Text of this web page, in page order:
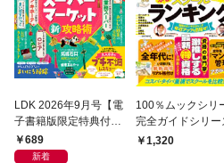
LDK 2026年9月号【電
子書籍版限定特典付
き】689
新着
100％ムックシリ
完全ガイドシリー
9 資格＆検定スク
1,320